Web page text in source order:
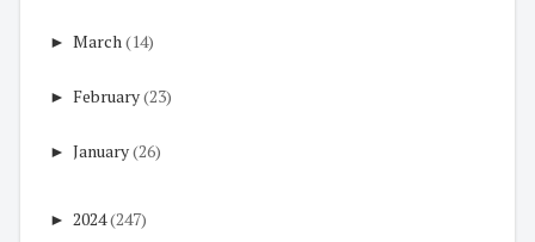
► March(14)
► February(23)
► January(26)
► 2024(247)